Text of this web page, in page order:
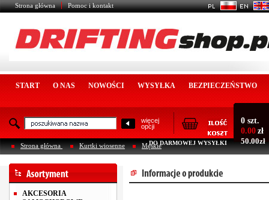
Strona główna Pomoc i kontakt
START O NAS NOWOŚCI WYSYŁKA BEZPIECZEŃSTWO
więcej
opcji
0 szt.
0.00 zł
DO DARMOWEJ WYSYŁKI 50.00zł
Strona główna Kurtki wiosenne Męskie
AKCESORIA